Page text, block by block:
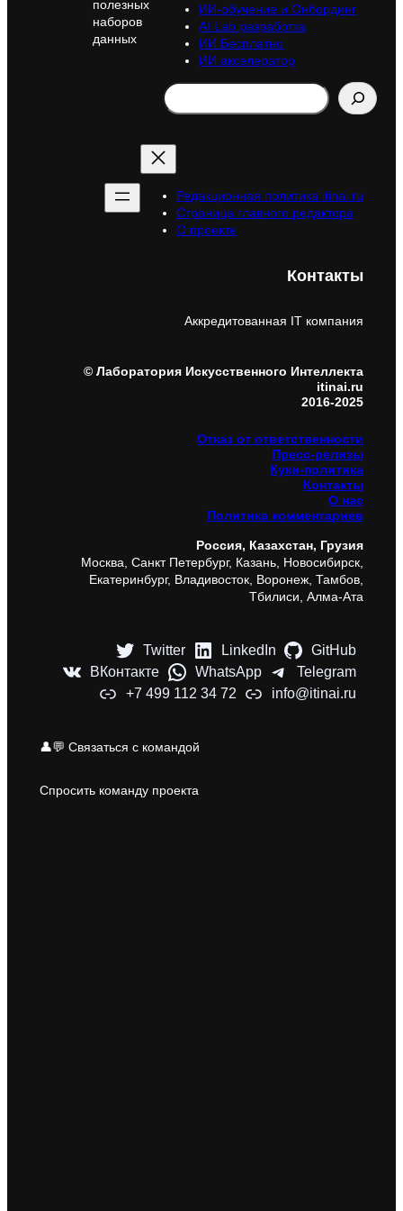
полезных
наборов
данных
ИИ-обучение и Онбординг
AI Lab разработка
ИИ Бесплатно
ИИ акселератор
Search
Редакционная политика itinai.ru
Страница главного редактора
О проекте
Контакты
Аккредитованная IT компания
© Лаборатория Искусственного Интеллекта
itinai.ru
2016-2025
Отказ от ответственности
Пресс-релизы
Куки-политика
Контакты
О нас
Политика комментариев
Россия, Казахстан, Грузия
Москва, Санкт Петербург, Казань, Новосибирск,
Екатеринбург, Владивосток, Воронеж, Тамбов,
Тбилиси, Алма-Ата
Twitter LinkedIn
GitHub
ВКонтакте
WhatsApp
Telegram
+7 499 112 34 72
info@itinai.ru
👤💬 Связаться с командой
Спросить команду проекта